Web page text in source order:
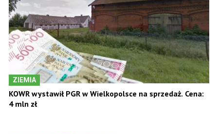
ZIEMIA
KOWR wystawił PGR w Wielkopolsce na sprzedaż. Cena:
4 mln zł